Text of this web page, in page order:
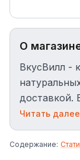
О
ВкусВилл -
доставкой.
августе
Читать далее
Содержание: